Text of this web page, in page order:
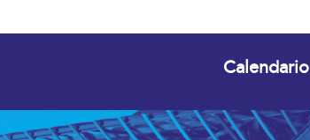
Calendario